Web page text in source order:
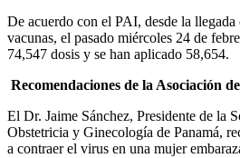
De acuerdo con el PAI, desde la
vacunas, el pasado miércoles 24 de
74,547 dosis y se han aplicado 58,654.
Recomendaciones de la Asociación
El Dr. Jaime Sánchez, Presidente de la
Obstetricia y Ginecología de Panamá,
a contraer el virus en una mujer